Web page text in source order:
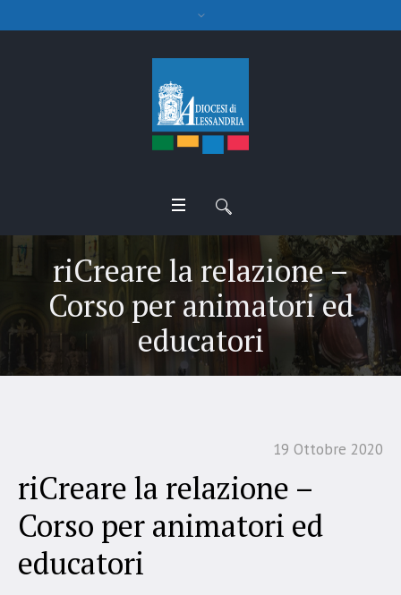
riCreare la relazione –
Corso per animatori ed
educatori
19 Ottobre 2020
riCreare la relazione –
Corso per animatori ed
educatori